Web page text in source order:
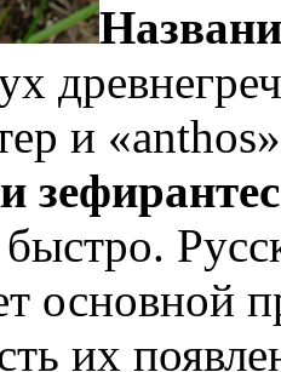
и
основной
их